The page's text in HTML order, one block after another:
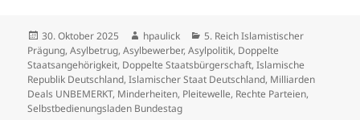
Veröffentlicht
am
30. Oktober 2025 Autor
hpaulick Kategorien
5. Reich Islamistischer
Prägung,Asylbetrug,Asylbewerber,Asylpolitik, Doppelte
Staatsangehörigkeit, Doppelte Staatsbürgerschaft,Islamische
Republik Deutschland,Islamischer Staat Deutschland, Milliarden
Deals UNBEMERKT, Minderheiten, Pleitewelle, Rechte Parteien,
Selbstbedienungsladen Bundestag